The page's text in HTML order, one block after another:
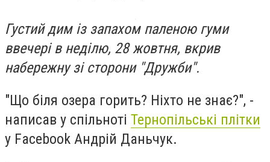
Густий дим із запахом паленою гуми
ввечері в неділю, 28 жовтня, вкрив
набережну зі сторони "Дружби".
"Що біля озера горить? Ніхто не знає?", -
написав у спільноті Тернопільські плітки
у Facebook Андрій Даньчук.